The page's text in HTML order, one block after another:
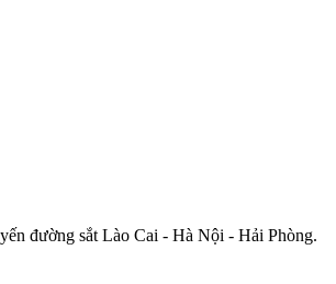
đường sắt Lào Cai - Hà Nội - Hải Phòng.